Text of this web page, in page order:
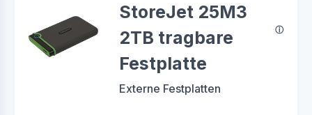
StoreJet 25M3
2TB tragbare
Festplatte
Externe Festplatten